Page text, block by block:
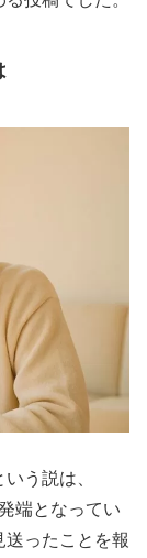
う説は、
端となってい
送ったことを報